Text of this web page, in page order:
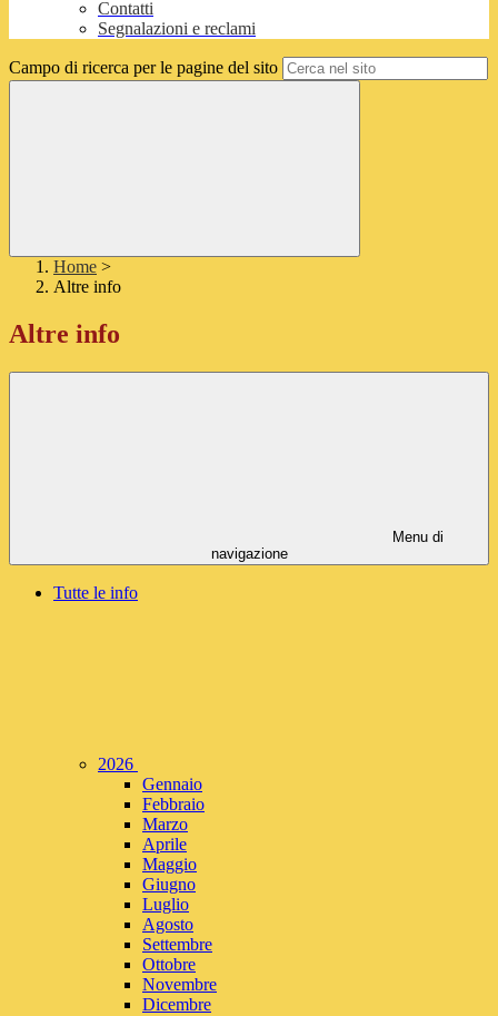
Contatti
Segnalazioni e reclami
Campo di ricerca per le pagine del sito
Home >
Altre info
Altre info
Menu di
navigazione
Tutte le info
2026
Gennaio
Febbraio
Marzo
Aprile
Maggio
Giugno
Luglio
Agosto
Settembre
Ottobre
Novembre
Dicembre